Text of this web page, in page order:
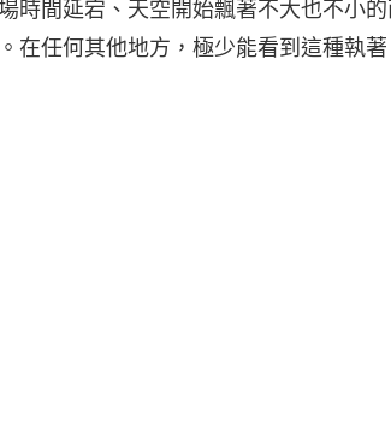
時間延宕、天空開始飄著不大也不小
在任何其他地方，極少能看到這種執著